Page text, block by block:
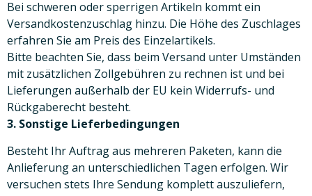
Bei schweren oder sperrigen Artikeln kommt ein
Versandkostenzuschlag hinzu. Die Höhe des Zuschlages
erfahren Sie am Preis des Einzelartikels.
Bitte beachten Sie, dass beim Versand unter Umständen
mit zusätzlichen Zollgebühren zu rechnen ist und bei
Lieferungen außerhalb der EU kein Widerrufs- und
Rückgaberecht besteht.
3. Sonstige Lieferbedingungen
Besteht Ihr Auftrag aus mehreren Paketen, kann die
Anlieferung an unterschiedlichen Tagen erfolgen. Wir
versuchen stets Ihre Sendung komplett auszuliefern,